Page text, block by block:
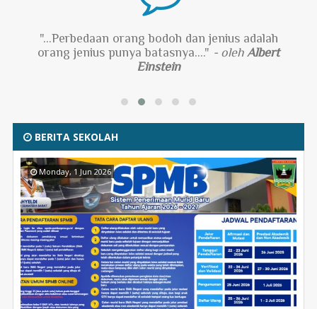
"...Perbedaan orang bodoh dan jenius adalah
orang jenius punya batasnya...." - oleh Albert
Einstein
BERITA SEKOLAH
Monday, 1 Jun 2026